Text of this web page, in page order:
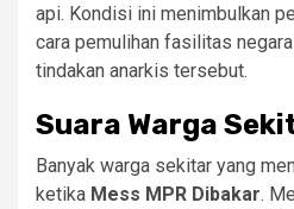
api. Kondisi ini menimbulkan
cara pemulihan fasilitas
tindakan anarkis tersebut.
Suara Warga
Banyak warga sekitar yang
ketika Mess MPR Dibakar.